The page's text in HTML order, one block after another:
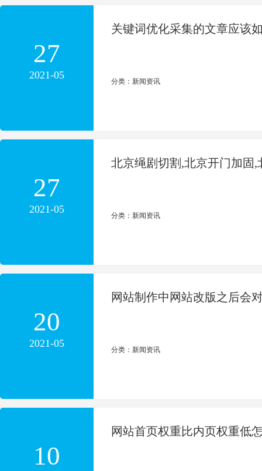
27
2021-05
关键词优化采集的文章应该
分类：新闻资讯
27
2021-05
北京绳剧切割,北京开门加固
分类：新闻资讯
20
2021-05
网站制作中网站改版之后会
分类：新闻资讯
10
网站首页权重比内页权重低